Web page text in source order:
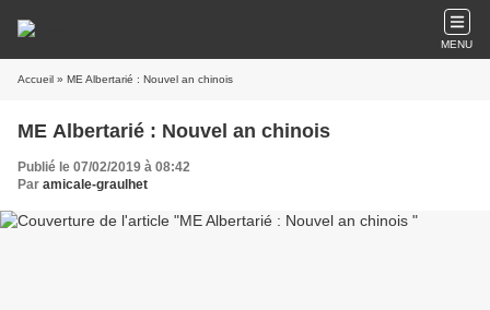
MENU
Accueil » ME Albertarié : Nouvel an chinois
ME Albertarié : Nouvel an chinois
Publié le 07/02/2019 à 08:42
Par amicale-graulhet